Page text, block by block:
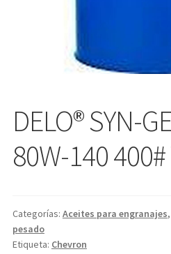
DELO® SYN-
80W-140
Categorías: Aceites para engranajes,
pesado
Etiqueta: Chevron